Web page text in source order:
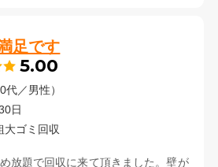
足です
5.00
／男性）
日
大ゴミ回収
放題で回収に来て頂きました。壁が